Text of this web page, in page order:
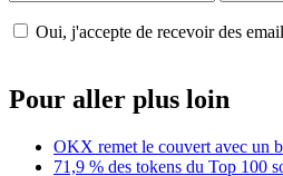
Oui, j'accepte de recevoir des
Pour aller plus loin
OKX remet le couvert avec un
71,9 % des tokens du Top 100